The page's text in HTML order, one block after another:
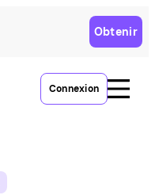
Obtenir
Connexion